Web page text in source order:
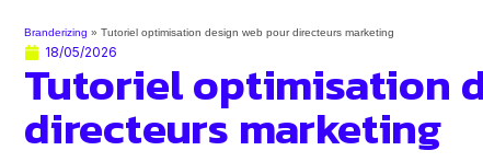
Branderizing » Tutoriel optimisation design web pour directeurs marketing
18/05/2026
Tutoriel optimisation
directeurs marketing